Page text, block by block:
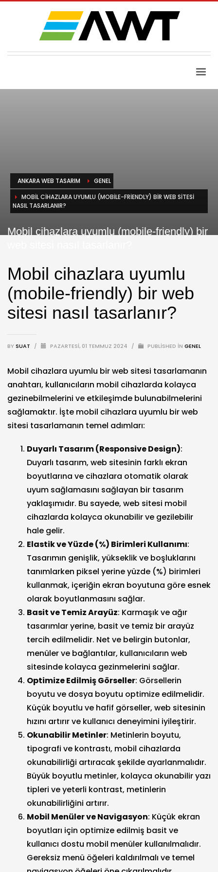
ANKARA WEB TASARIM
GENEL
MOBIL CIHAZLARA UYUMLU (MOBILE-FRIENDLY) BIR WEB SITESI
NASIL TASARLANIR?
Mobil cihazlara uyumlu (mobile-friendly) bir
Mobil cihazlara uyumlu
(mobile-friendly) bir web
sitesi nasıl tasarlanır?
BYSUAT / PAZARTESI, 01 TEMMUZ 2024 / PUBLISHED IN GENEL
Mobil cihazlara uyumlu bir web sitesi tasarlamanın
anahtarı, kullanıcıların mobil cihazlarda kolayca
gezinebilmelerini ve etkileşimde bulunabilmelerini
sağlamaktır. İşte mobil cihazlara uyumlu bir web
sitesi tasarlamanın temel adımları:
Duyarlı Tasarım (Responsive Design):
Duyarlı tasarım, web sitesinin farklı ekran
boyutlarına ve cihazlara otomatik olarak
uyum sağlamasını sağlayan bir tasarım
yaklaşımıdır. Bu sayede, web sitesi mobil
cihazlarda kolayca okunabilir ve gezilebilir
hale gelir.
Elastik ve Yüzde (%) Birimleri Kullanımı:
Tasarımın genişlik, yükseklik ve boşluklarını
tanımlarken piksel yerine yüzde (%) birimleri
kullanmak, içeriğin ekran boyutuna göre esnek
olarak boyutlanmasını sağlar.
Basit ve Temiz Arayüz: Karmaşık ve ağır
tasarımlar yerine, basit ve temiz bir arayüz
tercih edilmelidir. Net ve belirgin butonlar,
menüler ve bağlantılar, kullanıcıların web
sitesinde kolayca gezinmelerini sağlar.
Optimize Edilmiş Görseller: Görsellerin
boyutu ve dosya boyutu optimize edilmelidir.
Küçük boyutlu ve hafif görseller, web sitesinin
hızını artırır ve kullanıcı deneyimini iyileştirir.
Okunabilir Metinler: Metinlerin boyutu,
tipografi ve kontrastı, mobil cihazlarda
okunabilirliği artıracak şekilde ayarlanmalıdır.
Büyük boyutlu metinler, kolayca okunabilir yazı
tipleri ve yeterli kontrast, metinlerin
okunabilirliğini artırır.
Mobil Menüler ve Navigasyon: Küçük ekran
boyutları için optimize edilmiş basit ve
kullanıcı dostu mobil menüler kullanılmalıdır.
Gereksiz menü öğeleri kaldırılmalı ve temel